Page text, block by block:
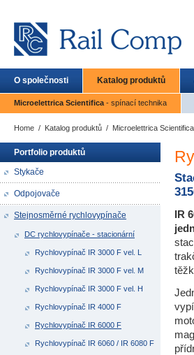
O společnosti Katalog produktů
Microelettrica Scientifica - spínací technika
Home / Katalog produktů / Microelettrica Scientifica
Portfolio produktů
Stykače
Odpojovače
Stejnosměrné rychlovypínače
DC rychlovypínače - stacionární
Rychlovypínač IR 3000 F vel. L
Rychlovypínač IR 3000 F vel. M
Rychlovypínač IR 3000 F vel. H
Rychlovypínač IR 4000 F
Rychlovypínač IR 6000 F
Rychlovypínač IR 6060 / IR 6080 F
IR